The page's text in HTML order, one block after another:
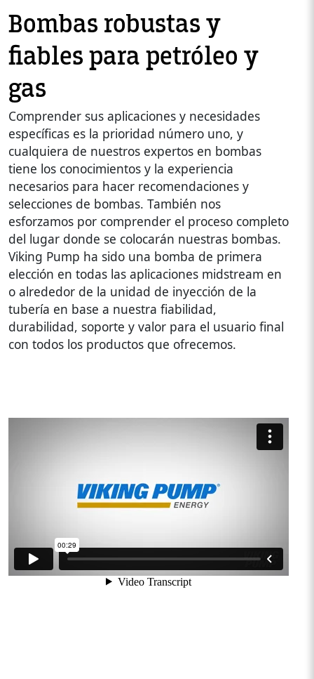
Bombas robustas y
fiables para petróleo y
gas
Comprender sus aplicaciones y necesidades
específicas es la prioridad número uno, y
cualquiera de nuestros expertos en bombas
tiene los conocimientos y la experiencia
necesarios para hacer recomendaciones y
selecciones de bombas. También nos
esforzamos por comprender el proceso completo
del lugar donde se colocarán nuestras bombas.
Viking Pump ha sido una bomba de primera
elección en todas las aplicaciones midstream en
o alrededor de la unidad de inyección de la
tubería en base a nuestra fiabilidad,
durabilidad, soporte y valor para el usuario final
con todos los productos que ofrecemos.